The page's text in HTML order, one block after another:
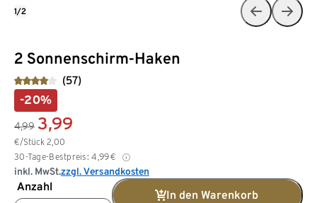
2 Sonnenschirm-Haken
(57)
-20%
4,99 3,99
€/Stück 2,00
30-Tage-Bestpreis: 4,99€
inkl. MwSt.zzgl. Versandkosten
Anzahl
In den Warenkorb
1/2